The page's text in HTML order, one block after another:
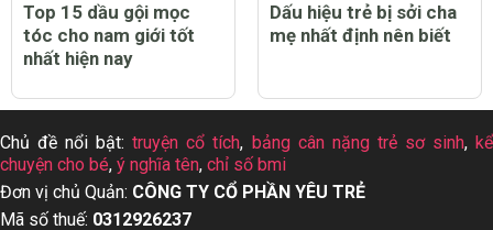
Top 15 dầu gội mọc
tóc cho nam giới tốt
nhất hiện nay
Dấu hiệu trẻ bị sởi cha
mẹ nhất định nên biết
Chủ đề nổi bật:truyện cổ tích, bảng cân nặng trẻ sơ sinh,kể
chuyện cho bé, ý nghĩa tên, chỉ số bmi
Đơn vị chủ Quản: CÔNG TY CỔ PHẦN YÊU TRẺ
Mã số thuế: 0312926237